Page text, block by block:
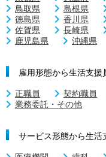
鳥取県
島根県
徳島県
香川県
佐賀県
長崎県
鹿児島県
沖縄県
雇用形態から生活支援
正職員 契約職員
業務委託・その他
サービス形態から生活